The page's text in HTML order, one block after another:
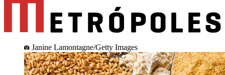
Janine Lamontagne/Getty Images